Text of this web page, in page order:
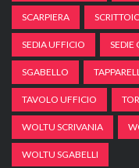
SCARPIERA
SEDIA UFFICIO SEDIE
SGABELLO
TAVOLO UFFICIO
WOLTU SCRIVANIA
WOLTU SGABELLI